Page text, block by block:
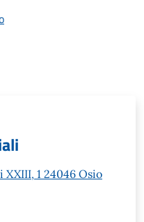
XXIII, 1 24046 Osio